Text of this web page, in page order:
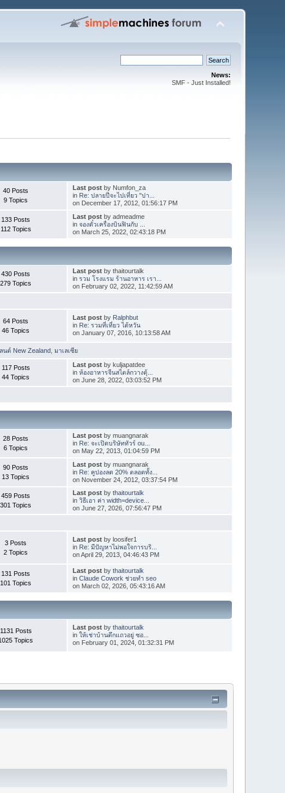
News:
SMF - Just Installed!
40 Posts
9 Topics
Last postby Numfon_za
in Re: ปลายปีจะไปเที่ยว "ปา...
on December 17, 2012, 01:56:17 PM
133 Posts
112 Topics
Last postby admeadme
in จองตั๋วเครื่องบินฟินกับ ...
on March 25, 2022, 02:43:18 PM
430 Posts
279 Topics
Last postby thaitourtalk
in รวม โรงแรม ร้านอาหาร เรา...
on February 02, 2022, 11:42:59 AM
64 Posts
46 Topics
Last postby Ralphbut
in Re: รวมที่เที่ยว ไต้หวัน
on January 07, 2016, 10:13:58 AM
นต์ New Zealand ,มาเลเซีย
117 Posts
44 Topics
Last postby kuljapatdee
in ห้องอาหารจีนสไตล์กวางตุ้...
on June 28, 2022, 03:03:52 PM
28 Posts
6 Topics
Last postby muangnarak
in Re: จะเปิดบริษัททัวร์ ou...
on May 22, 2013, 01:04:59 PM
90 Posts
13 Topics
Last postby muangnarak
in Re: คูปองลด 20% ตลอดทั้ง...
on November 24, 2012, 03:37:54 PM
459 Posts
301 Topics
Last postby thaitourtalk
in วิธีเอา ค่า width=device...
on June 27, 2026, 07:56:47 PM
3 Posts
2 Topics
Last postby loosifer1
in Re: มีปัญหาไม่พอใจการบริ...
on April 29, 2013, 04:46:43 PM
131 Posts
101 Topics
Last postby thaitourtalk
in Claude Cowork ช่วยทำ seo
on March 02, 2026, 05:43:16 AM
1131 Posts
Topics
Last postby thaitourtalk
in ให้เช่าบ้านตึกแถวอยู่ ซอ...
on February 01, 2024, 01:32:31 PM